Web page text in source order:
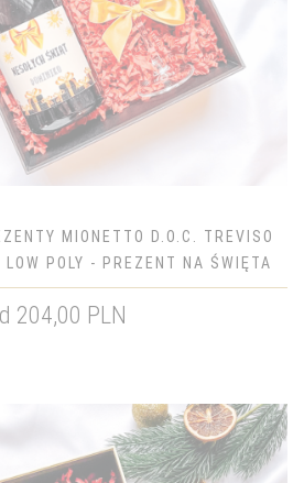
MIONETTO D.O.C. TREVISO
POLY - PREZENT NA ŚWIĘTA
204,00 PLN